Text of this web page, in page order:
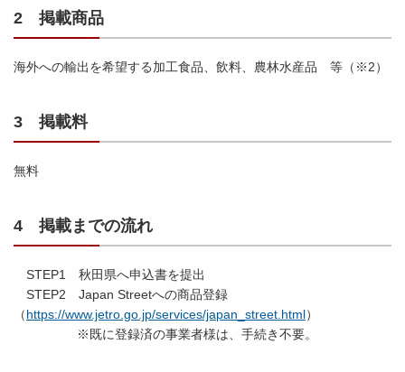
2 掲載商品
海外への輸出を希望する加工食品、飲料、農林水産品 等（※2）
3 掲載料
無料
4 掲載までの流れ
STEP1 秋田県へ申込書を提出
STEP2 Japan Streetへの商品登録
（https://www.jetro.go.jp/services/japan_street.html）
※既に登録済の事業者様は、手続き不要。